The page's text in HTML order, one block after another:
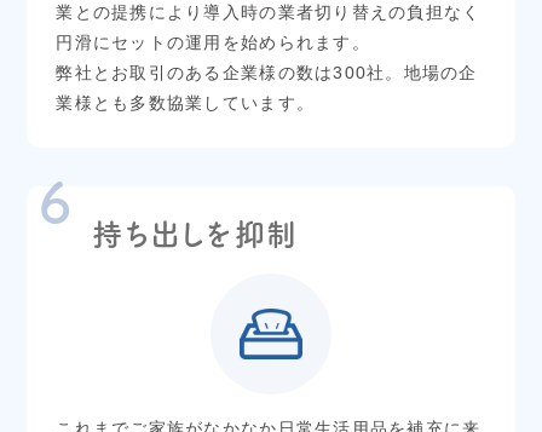
業との提携により導入時の業者切り替えの負担なく
円滑にセットの運用を始められます。
弊社とお取引のある企業様の数は300社。地場の企
業様とも多数協業しています。
持ち出しを抑制